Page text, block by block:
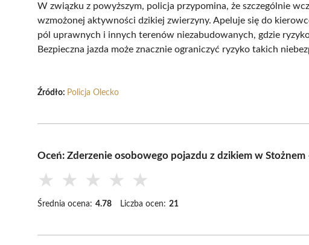
W związku z powyższym, policja przypomina, że szczególnie
wzmożonej aktywności dzikiej zwierzyny. Apeluje się do
pól uprawnych i innych terenów niezabudowanych, gdzie
Bezpieczna jazda może znacznie ograniczyć ryzyko takich
Źródło: Policja Olecko
Oceń: Zderzenie osobowego pojazdu z dzikiem w
★ ★ ★ ★ ★
Średnia ocena: 4.78 Liczba ocen: 21